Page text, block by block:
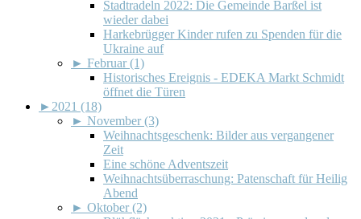
Stadtradeln 2022: Die Gemeinde Barßel ist
wieder dabei
Harkebrügger Kinder rufen zu Spenden für die
Ukraine auf
► Februar (1)
Historisches Ereignis - EDEKA Markt Schmidt
öffnet die Türen
► 2021 (18)
► November (3)
Weihnachtsgeschenk: Bilder aus vergangener
Zeit
Eine schöne Adventszeit
Weihnachtsüberraschung: Patenschaft für Heilig
Abend
► Oktober (2)